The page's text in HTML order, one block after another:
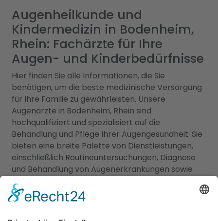
Augenheilkunde und
Kindermedizin in Bodenheim,
Rhein: Fachärzte für Ihre
Augen- und Kinderbedürfnisse
Hier finden Sie alle Informationen, die Sie
benötigen, um die beste medizinische Versorgung
für Ihre Familie zu gewährleisten. Unsere
Augenärzte in Bodenheim, Rhein sind
hochqualifiziert und spezialisiert auf die
Behandlung und Pflege Ihrer Augengesundheit. Sie
bieten eine breite Palette von Dienstleistungen,
einschließlich Routineuntersuchungen, Diagnose
und Behandlung von Augenerkrankungen sowie
Brillen- und Kontaktlinsenanpassungen. Mit
modernsten Technologien und einem
einfühlsamen Ansatz sorgen sie für Ihre klare Sicht